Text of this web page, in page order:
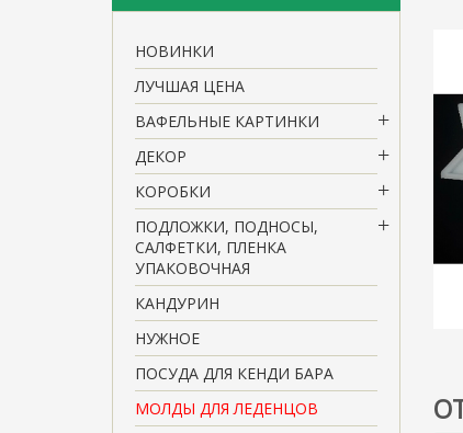
НОВИНКИ
ЛУЧШАЯ ЦЕНА
ВАФЕЛЬНЫЕ КАРТИНКИ
ДЕКОР
КОРОБКИ
ПОДЛОЖКИ, ПОДНОСЫ,
САЛФЕТКИ, ПЛЕНКА
УПАКОВОЧНАЯ
КАНДУРИН
НУЖНОЕ
ПОСУДА ДЛЯ КЕНДИ БАРА
МОЛДЫ ДЛЯ ЛЕДЕНЦОВ